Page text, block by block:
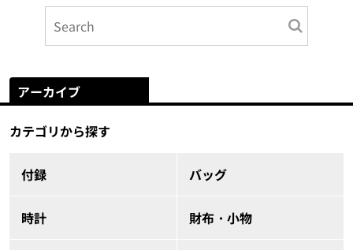
アーカイブ
カテゴリから探す
付録 バッグ
時計 財布・小物